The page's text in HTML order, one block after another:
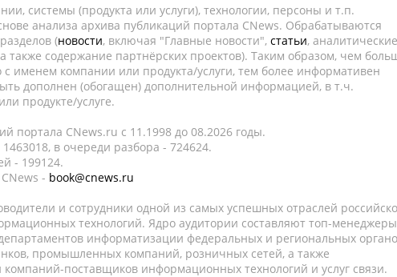
системы (продукта или услуги), технологии, персоны и т.п.
анализа архива публикаций портала CNews. Обрабатываются
(новости, включая "Главные новости", статьи, аналитические
также содержание партнёрских проектов). Таким образом, чем
именем компании или продукта/услуги, тем более информативен
дополнен (обогащен) дополнительной информацией, в т.ч.
продукте/услуге.
портала CNews.ru c 11.1998 до 08.2026 годы.
в очереди разбора - 724624.
- 199124.
- book@cnews.ru
и сотрудники одной из самых успешных отраслей
технологий. Ядро аудитории составляют топ-
информатизации федеральных и региональных
промышленных компаний, розничных сетей, а также
компаний-поставщиков информационных технологий и услуг связи.